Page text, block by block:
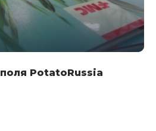
PotatoRussia